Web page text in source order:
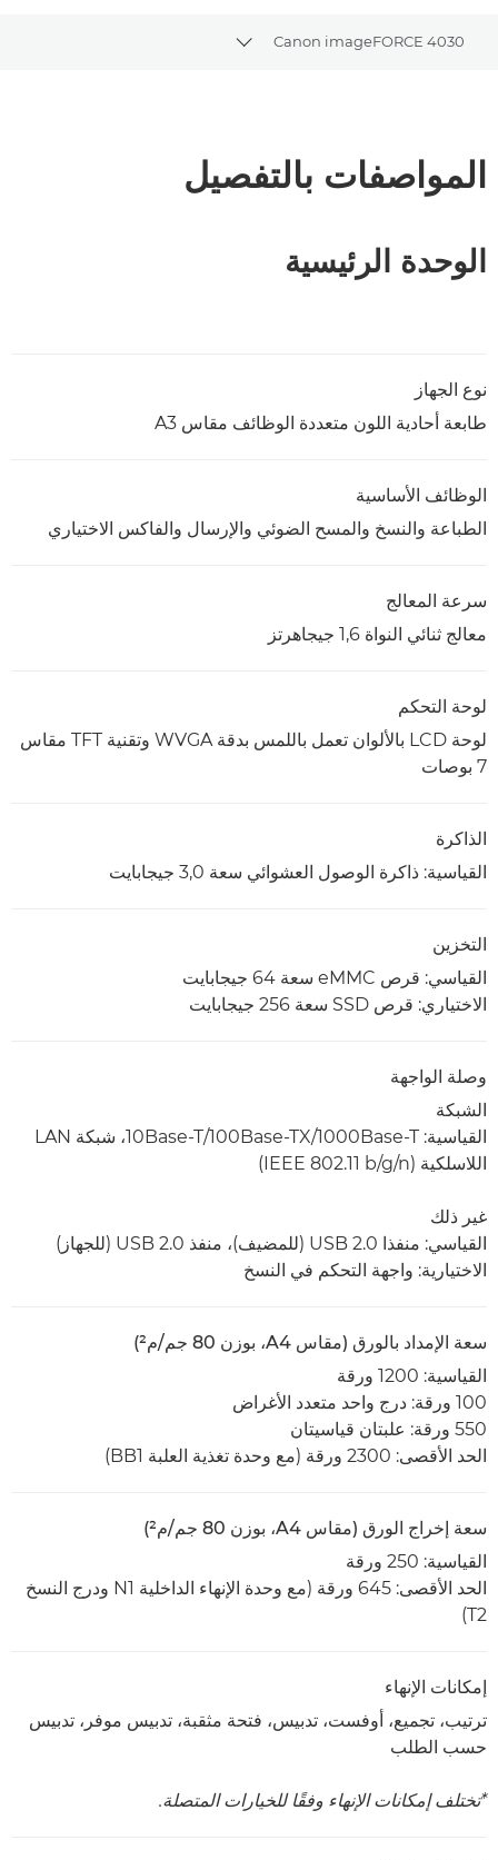
Canon imageFORCE 4030
Toggle breadcrumbs
المواصفات بالتفصيل
الوحدة الرئيسية
نوع الجهاز
طابعة أحادية اللون متعددة الوظائف مقاس A3
الوظائف الأساسية
الطباعة والنسخ والمسح الضوئي والإرسال والفاكس الاختياري
سرعة المعالج
معالج ثنائي النواة ‏1,6 جيجاهرتز
لوحة التحكم
لوحة LCD بالألوان تعمل باللمس بدقة WVGA وتقنية TFT مقاس
7 بوصات
الذاكرة
القياسية: ذاكرة الوصول العشوائي سعة 3,0 جيجابايت
التخزين
القياسي: قرص eMMC سعة 64 جيجابايت
الاختياري: قرص SSD سعة 256 جيجابايت
وصلة الواجهة
الشبكة
القياسية: 1000Base-T‏/100Base-TX‏/10Base-T، شبكة LAN
اللاسلكية (IEEE 802.11 b/g/n)
غير ذلك
القياسي: منفذا USB 2.0 (للمضيف)، منفذ USB 2.0 (للجهاز)
الاختيارية: واجهة التحكم في النسخ
سعة الإمداد بالورق (مقاس A4، بوزن 80 جم/م²)
القياسية: 1200 ورقة
100 ورقة: درج واحد متعدد الأغراض
550 ورقة: علبتان قياسيتان
الحد الأقصى: 2300 ورقة (مع وحدة تغذية العلبة BB1)
سعة إخراج الورق (مقاس A4، بوزن 80 جم/م²)
القياسية: 250 ورقة
الحد الأقصى: 645 ورقة (مع وحدة الإنهاء الداخلية N1 ودرج النسخ
T2)
إمكانات الإنهاء
ترتيب، تجميع، أوفست، تدبيس، فتحة مثقبة، تدبيس موفر، تدبيس
حسب الطلب
*تختلف إمكانات الإنهاء وفقًا للخيارات المتصلة.